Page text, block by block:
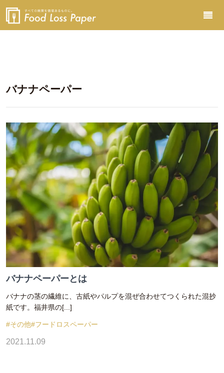
バナナペーパー
バナナペーパーとは
バナナの茎の繊維に、古紙やパルプを混ぜ合わせてつくられた混抄
紙です。福井県の[...]
#その他#フードロスペーパー
2021.11.09